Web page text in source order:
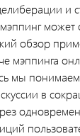
и
может
обзор
мэппинга
мы
в